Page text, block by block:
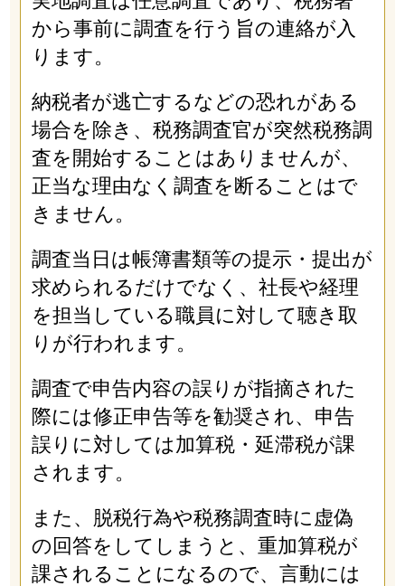
から事前に調査を行う旨の連絡が入
ります。
納税者が逃亡するなどの恐れがある
場合を除き、税務調査官が突然税務調
査を開始することはありませんが、
正当な理由なく調査を断ることはで
きません。
調査当日は帳簿書類等の提示・提出が
求められるだけでなく、社長や経理
を担当している職員に対して聴き取
りが行われます。
調査で申告内容の誤りが指摘された
際には修正申告等を勧奨され、申告
誤りに対しては加算税・延滞税が課
されます。
また、脱税行為や税務調査時に虚偽
の回答をしてしまうと、重加算税が
課されることになるので、言動には